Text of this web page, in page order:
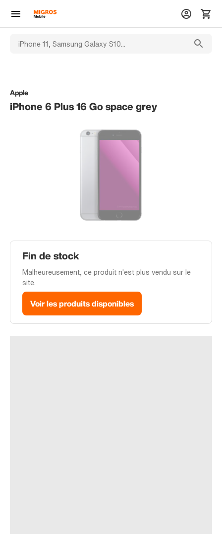
Apple
iPhone 6 Plus 16 Go space grey
Fin de stock
Malheureusement, ce produit n'est plus vendu sur le
site.
Voir les produits disponibles